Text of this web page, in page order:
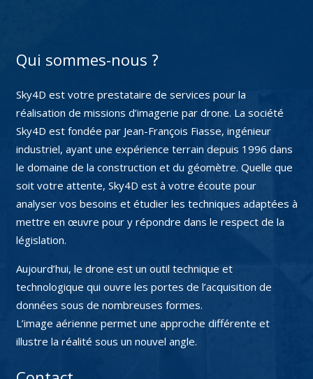
Qui sommes-nous ?
Sky4D est votre prestataire de services pour la
réalisation de missions d’imagerie par drone. La société
Sky4D est fondée par Jean-François Fiasse, ingénieur
industriel, ayant une expérience terrain depuis 1996 dans
le domaine de la construction et du géomètre. Quelle que
soit votre attente, Sky4D est à votre écoute pour
analyser vos besoins et étudier les techniques adaptées à
mettre en œuvre pour y répondre dans le respect de la
législation.
Aujourd’hui, le drone est un outil technique et
technologique qui ouvre les portes de l’acquisition de
données sous de nombreuses formes.
L’image aérienne permet une approche différente et
illustre la réalité sous un nouvel angle.